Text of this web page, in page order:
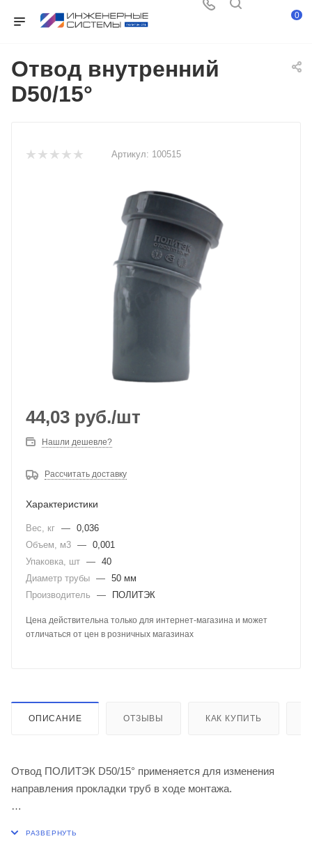
0
Отвод внутренний
D50/15°
Артикул: 100515
44,03 руб./шт
Нашли дешевле?
Рассчитать доставку
Характеристики
Вес, кг — 0,036
Объем, м3 — 0,001
Упаковка, шт — 40
Диаметр трубы — 50 мм
Производитель
— ПОЛИТЭК
Цена действительна только для интернет-магазина и может
отличаться от цен в розничных магазинах
ОПИСАНИЕ ОТЗЫВЫ КАК КУПИТЬ
Отвод ПОЛИТЭК D50/15° применяется для изменения
направления прокладки труб в ходе монтажа.